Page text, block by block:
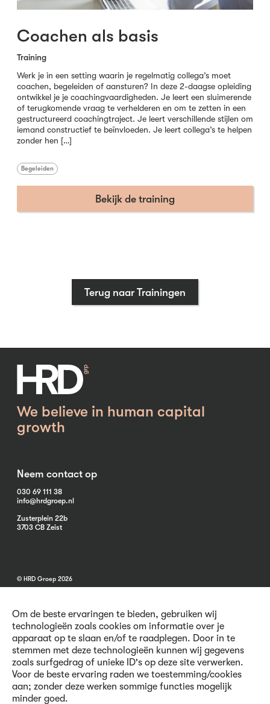
Om de beste ervaringen te bieden, gebruiken wij
technologieën zoals cookies om informatie over je
apparaat op te slaan en/of te raadplegen. Door in te
stemmen met deze technologieën kunnen wij gegevens
zoals surfgedrag of unieke ID's op deze site verwerken.
Voor de beste ervaring raden we toestemming/cookies
aan; zonder deze werken sommige functies mogelijk
minder goed.
Coachen als basis
Training
Werk je in een setting waarin je regelmatig collega’s moet
coachen, begeleiden of aansturen? In deze 2-daagse opleiding
ontwikkel je je coachingvaardigheden. Je leert een sluimerende
of terugkomende vraag te verhelderen en om te zetten in een
gestructureerd coachingtraject. Je leert verschillende stijlen om
iemand constructief te beïnvloeden. Je leert collega’s te helpen
zonder hen […]
Begeleiden
Bekijk de training
Terug naar Trainingen
We believe in human capital
growth
Neem contact op
030 69 111 38
info@hrdgroep.nl
Zusterplein 22b
3703 CB Zeist
© HRD Groep 2026
Algemene informatie
Contact
Voorwaarden
Privacy en Cookies